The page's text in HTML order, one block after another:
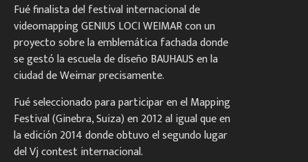
Fué finalista del festival internacional de
videomapping GENIUS LOCI WEIMAR con un
proyecto sobre la emblemática fachada donde
se gestó la escuela de diseño BAUHAUS en la
ciudad de Weimar precisamente.
Fué seleccionado para participar en el Mapping
Festival (Ginebra, Suiza) en 2012 al igual que en
la edición 2014 donde obtuvo el segundo lugar
del Vj contest internacional.